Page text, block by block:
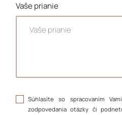
Vaše prianie
Súhlasíte so spracovaním
zodpovedania otázky či